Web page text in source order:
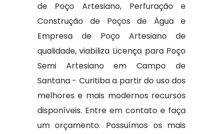
de Poço Artesiano, Perfuração e
Construção de Poços de Água e
Empresa de Poço Artesiano de
qualidade, viabiliza Licença para Poço
Semi Artesiano em Campo de
Santana - Curitiba a partir do uso dos
melhores e mais modernos recursos
disponíveis. Entre em contato e faça
um orçamento. Possuímos os mais